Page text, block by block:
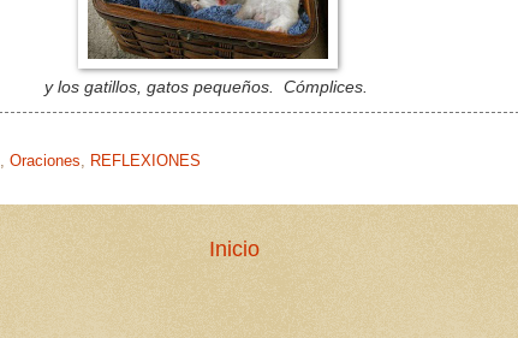
y los gatillos, gatos pequeños. Cómplices.
Oraciones REFLEXIONES
Inicio